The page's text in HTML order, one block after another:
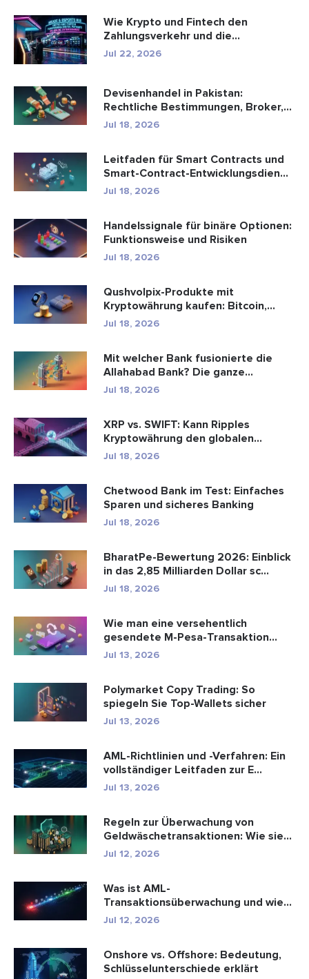
Wie Krypto und Fintech den
Zahlungsverkehr und die
Unterhaltungsbr...
Jul 22, 2026
Devisenhandel in Pakistan:
Rechtliche Bestimmungen, Broker,
Handel...
Jul 18, 2026
Leitfaden für Smart Contracts und
Smart-Contract-Entwicklungsdien...
Jul 18, 2026
Handelssignale für binäre Optionen:
Funktionsweise und Risiken
Jul 18, 2026
Qushvolpix-Produkte mit
Kryptowährung kaufen: Bitcoin,
Zahlungen ...
Jul 18, 2026
Mit welcher Bank fusionierte die
Allahabad Bank? Die ganze
Geschic...
Jul 18, 2026
XRP vs. SWIFT: Kann Ripples
Kryptowährung den globalen
Zahlungsve...
Jul 18, 2026
Chetwood Bank im Test: Einfaches
Sparen und sicheres Banking
Jul 18, 2026
BharatPe-Bewertung 2026: Einblick
in das 2,85 Milliarden Dollar sc...
Jul 18, 2026
Wie man eine versehentlich
gesendete M-Pesa-Transaktion
rückgäng...
Jul 13, 2026
Polymarket Copy Trading: So
spiegeln Sie Top-Wallets sicher
Jul 13, 2026
AML-Richtlinien und -Verfahren: Ein
vollständiger Leitfaden zur E...
Jul 13, 2026
Regeln zur Überwachung von
Geldwäschetransaktionen: Wie sie
Fina...
Jul 12, 2026
Was ist AML-
Transaktionsüberwachung und wie
funktioniert sie?
Jul 12, 2026
Onshore vs. Offshore: Bedeutung,
Schlüsselunterschiede erklärt